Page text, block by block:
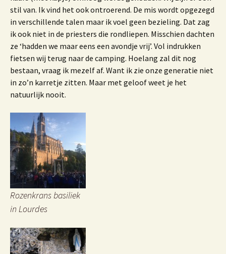
stil van. Ik vind het ook ontroerend. De mis wordt opgezegd
in verschillende talen maar ik voel geen bezieling. Dat zag
ik ook niet in de priesters die rondliepen. Misschien dachten
ze ‘hadden we maar eens een avondje vrij’. Vol indrukken
fietsen wij terug naar de camping. Hoelang zal dit nog
bestaan, vraag ik mezelf af. Want ik zie onze generatie niet
in zo’n karretje zitten. Maar met geloof weet je het
natuurlijk nooit.
Rozenkrans basiliek
in Lourdes